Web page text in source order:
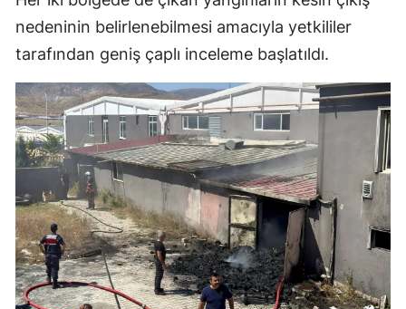
nedeninin belirlenebilmesi amacıyla yetkililer
tarafından geniş çaplı inceleme başlatıldı.